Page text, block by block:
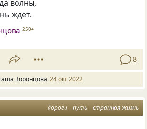
волны,
ждёт.
2504
8
Воронцова 24 окт 2022
дороги путь странная жизнь